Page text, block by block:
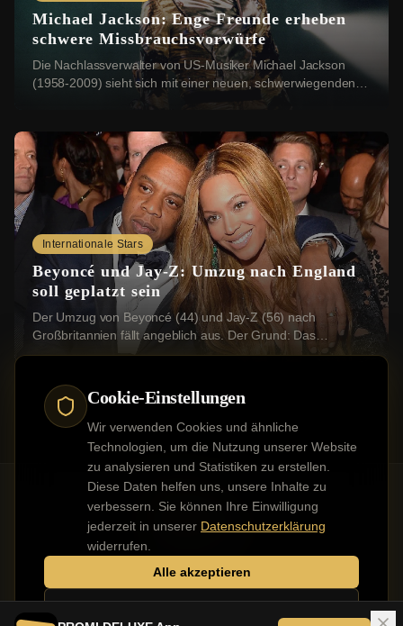
Cookie-Einstellungen
Wir verwenden Cookies und ähnliche
Technologien, um die Nutzung unserer Website
zu analysieren und Statistiken zu erstellen.
Diese Daten helfen uns, unsere Inhalte zu
verbessern. Sie können Ihre Einwilligung
jederzeit in unserer Datenschutzerklärung
widerrufen.
Alle akzeptieren
Nur notwendige
Michael Jackson: Enge Freunde erheben
schwere Missbrauchsvorwürfe
Die Nachlassverwalter von US-Musiker Michael Jackson
(1958-2009) sieht sich mit einer neuen, schwerwiegenden
Internationale Stars
Beyoncé und Jay-Z: Umzug nach England
soll geplatzt sein
Der Umzug von Beyoncé (44) und Jay-Z (56) nach
Großbritannien fällt angeblich aus. Der Grund: Das
Grundstück, das die beiden US-Stars erwerben wollten...
KontaktImpressum